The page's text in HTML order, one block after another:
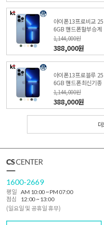
아이폰13프로비교 25
6GB 핸드폰할부승계
(특가폰 신청) KT직영
점
1,144,000원
388,000원
아이폰13프로블루 25
6GB 핸드폰최신기종
(특가폰 신청) KT직영
점
1,144,000원
388,000원
1600-2669
평일
AM 10:00 ~ PM 07:00
점심
12:00 ~ 13:00
(일요일 및 공휴일 휴무)